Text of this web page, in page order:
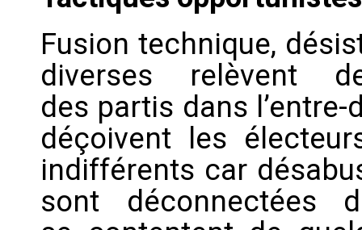
Fusion technique,
diverses relèvent
des partis dans
déçoivent les
indifférents car
sont déconnectées